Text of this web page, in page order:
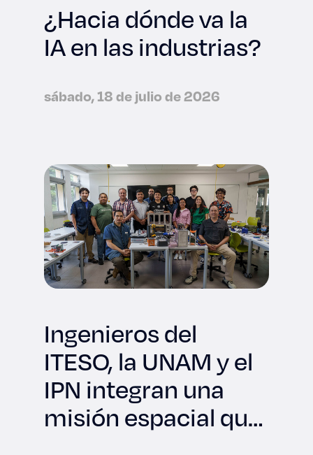
¿Hacia dónde va la
IA en las industrias?
sábado, 18 de julio de 2026
Ingenieros del
ITESO, la UNAM y el
IPN integran una
misión espacial que